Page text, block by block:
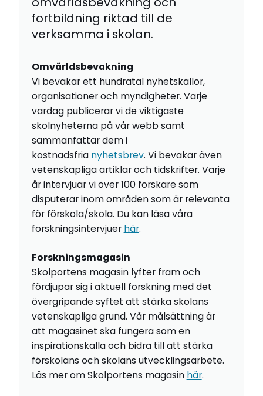
fortbildning riktad till de
verksamma i skolan.
Omvärldsbevakning
Vi bevakar ett hundratal nyhetskällor,
organisationer och myndigheter. Varje
vardag publicerar vi de viktigaste
skolnyheterna på vår webb samt
sammanfattar dem i
kostnadsfria nyhetsbrev. Vi bevakar även
vetenskapliga artiklar och tidskrifter. Varje
år intervjuar vi över 100 forskare som
disputerar inom områden som är relevanta
för förskola/skola. Du kan läsa våra
forskningsintervjuer här.
Forskningsmagasin
Skolportens magasin lyfter fram och
fördjupar sig i aktuell forskning med det
övergripande syftet att stärka skolans
vetenskapliga grund. Vår målsättning är
att magasinet ska fungera som en
inspirationskälla och bidra till att stärka
förskolans och skolans utvecklingsarbete.
Läs mer om Skolportens magasin här.